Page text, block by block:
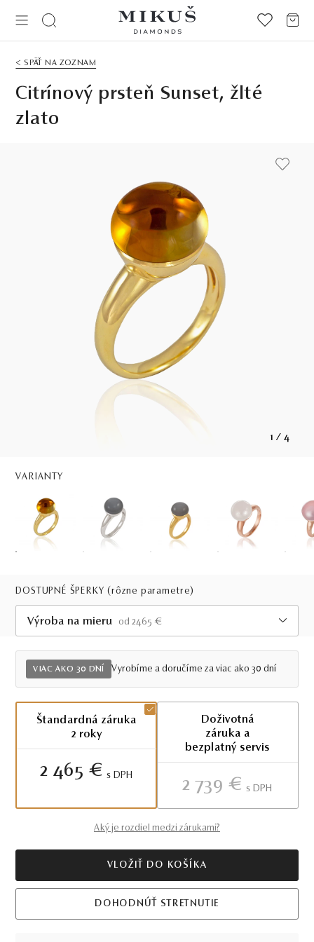
< SPÄŤ NA ZOZNAM
Citrínový prsteň Sunset, žlté
zlato
1 / 4
VARIANTY
DOSTUPNÉ ŠPERKY(rôzne parametre)
Výroba na mieru
od 2465 €
Viac ako 30 dní
VIAC AKO 30 DNÍ Vyrobíme a doručíme za viac ako 30 dní
Štandardná záruka
2 roky
2 465 € S DPH
Doživotná
záruka a
bezplatný servis
2 739 € S DPH
Aký je rozdiel medzi zárukami?
VLOŽIŤ DO KOŠÍKA
DOHODNÚŤ STRETNUTIE